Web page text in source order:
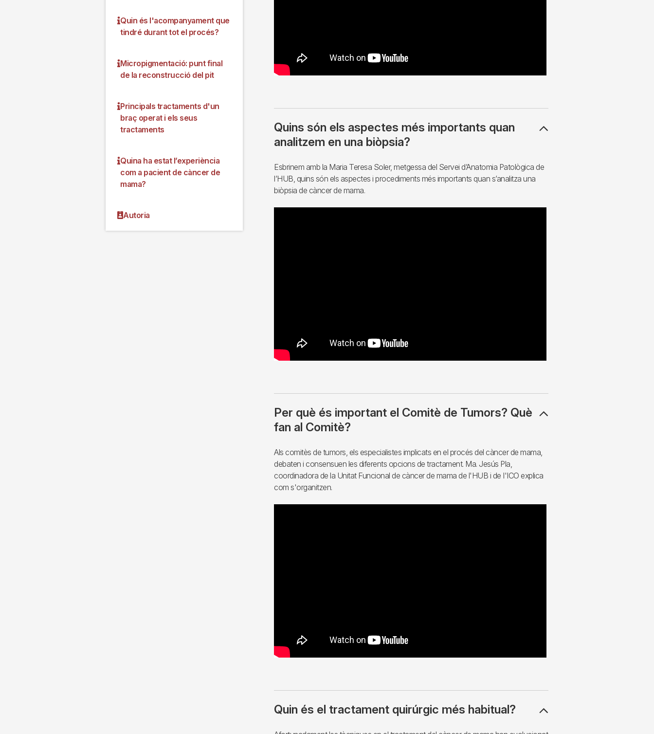
Quin és l'acompanyament que
tindré durant tot el procés?
Micropigmentació: punt final
de la reconstrucció del pit
Principals tractaments d'un
braç operat i els seus
tractaments
Quina ha estat l’experiència
com a pacient de càncer de
mama?
Autoria
Quins són els aspectes més importants quan
analitzem en una biòpsia?
Esbrinem amb la Maria Teresa Soler, metgessa del Servei d’Anatomia Patològica de
l’HUB, quins són els aspectes i procediments més importants quan s’analitza una
biòpsia de càncer de mama.
Per què és important el Comitè de Tumors? Què
fan al Comitè?
Als comitès de tumors, els especialistes implicats en el procés del càncer de mama,
debaten i consensuen les diferents opcions de tractament. Ma. Jesús Pla,
coordinadora de la Unitat Funcional de càncer de mama de l'HUB i de I'ICO explica
com s'organitzen.
Quin és el tractament quirúrgic més habitual?